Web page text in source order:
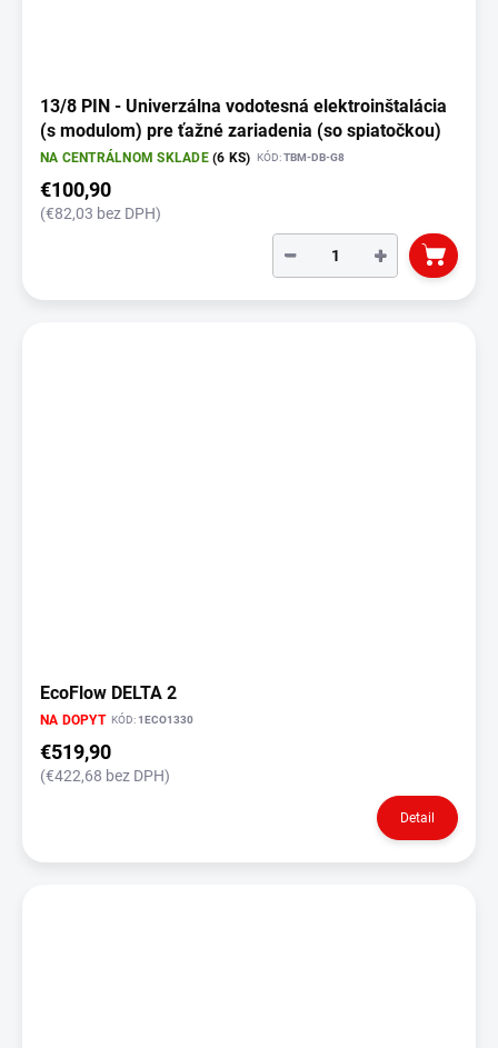
13/8 PIN - Univerzálna vodotesná elektroinštalácia
(s modulom) pre ťažné zariadenia (so spiatočkou)
NA CENTRÁLNOM SKLADE(6 KS) KÓD:TBM-DB-G8
€100,90
(€82,03 bez DPH)
+
−
EcoFlow DELTA 2
NA DOPYT KÓD:1ECO1330
€519,90
(€422,68 bez DPH)
Detail